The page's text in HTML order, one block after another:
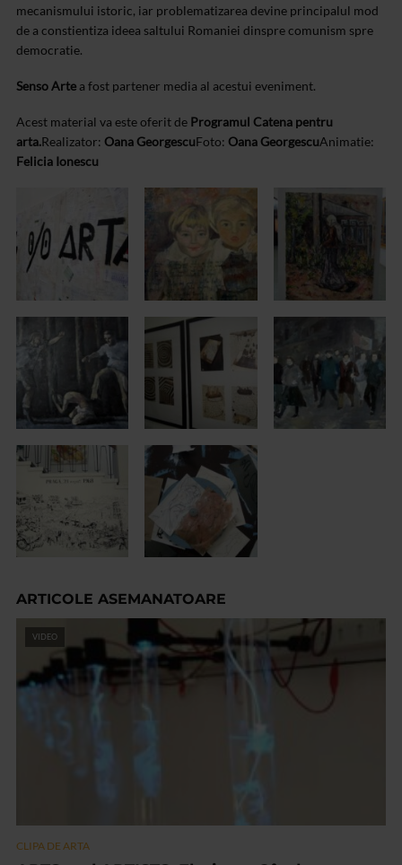
mecanismului istoric, iar problematizarea devine principalul mod
de a constientiza ideea saltului Romaniei dinspre comunism spre
democratie.
Senso Arte a fost partener media al acestui eveniment.
Acest material va este oferit de Programul Catena pentru
arta.Realizator: Oana GeorgescuFoto: Oana GeorgescuAnimatie:
Felicia Ionescu
ARTICOLE ASEMANATOARE
VIDEO
CLIPA DE ARTA